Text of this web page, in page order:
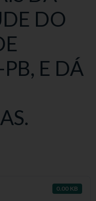
DO
E DÁ
0.00 KB